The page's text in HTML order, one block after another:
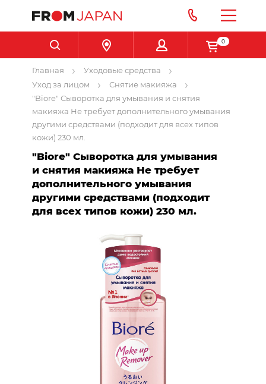
0
Главная
Уходовые средства
Уход за лицом
Снятие макияжа
"Biore" Сыворотка для умывания и снятия
макияжа Не требует дополнительного умывания
другими средствами (подходит для всех типов
кожи) 230 мл.
"Biore" Сыворотка для умывания
и снятия макияжа Не требует
дополнительного умывания
другими средствами (подходит
для всех типов кожи) 230 мл.